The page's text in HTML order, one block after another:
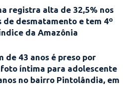
registra alta de 32,5% nos
de desmatamento e tem 4º
da Amazônia
de 43 anos é preso por
íntima para adolescente
no bairro Pintolândia, em